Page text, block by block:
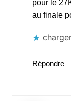
pour le
au finale
Répondre